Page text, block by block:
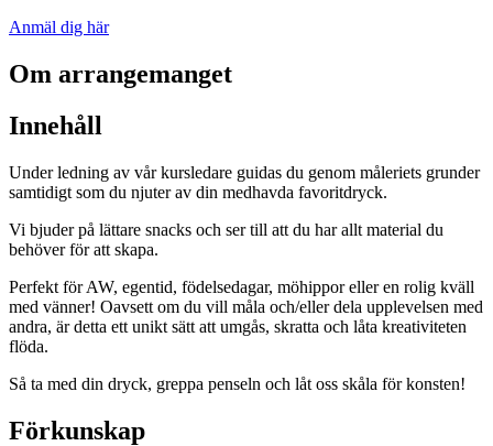
Anmäl dig här
Om arrangemanget
Innehåll
Under ledning av vår kursledare guidas du genom måleriets grunder
samtidigt som du njuter av din medhavda favoritdryck.
Vi bjuder på lättare snacks och ser till att du har allt material du
behöver för att skapa.
Perfekt för AW, egentid, födelsedagar, möhippor eller en rolig kväll
med vänner! Oavsett om du vill måla och/eller dela upplevelsen med
andra, är detta ett unikt sätt att umgås, skratta och låta kreativiteten
flöda.
Så ta med din dryck, greppa penseln och låt oss skåla för konsten!
Förkunskap